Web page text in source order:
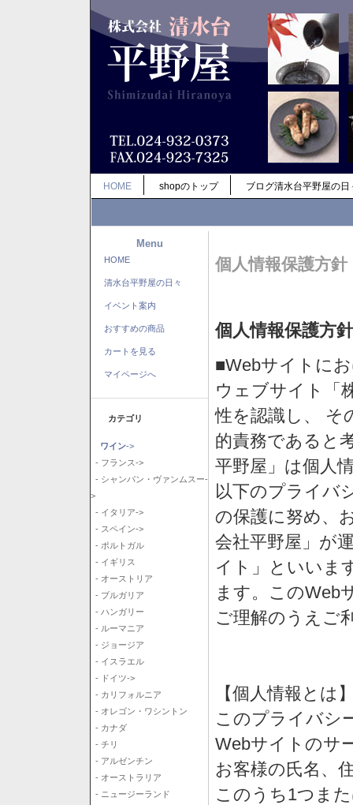
HOME shopのトップ ブログ清水台平野屋の日
Menu
HOME
清水台平野屋の日々
イベント案内
おすすめの商品
カートを見る
マイページへ
カテゴリ
ワイン->
- フランス->
- シャンパン・ヴァンムスー-
>
- イタリア->
- スペイン->
- ポルトガル
- イギリス
- オーストリア
- ブルガリア
- ハンガリー
- ルーマニア
- ジョージア
- イスラエル
- ドイツ->
- カリフォルニア
- オレゴン・ワシントン
- カナダ
- チリ
- アルゼンチン
- オーストラリア
- ニュージーランド
個人情報保護方針
個人情報保護方針
■Webサイトに
ウェブサイト「
性を認識し、 そ
的責務であると
平野屋」は個人
以下のプライバ
の保護に努め、
会社平野屋」が
イト」といいま
ます。このWeb
ご理解のうえご
【個人情報とは
このプライバシ
Webサイトのサ
お客様の氏名、
このうち1つま